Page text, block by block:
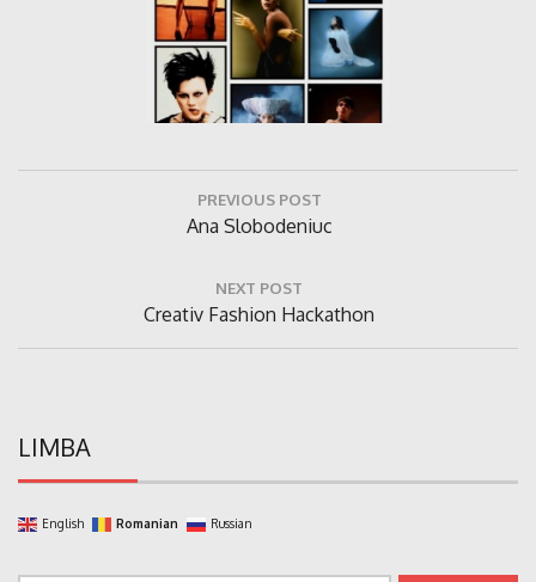
PREVIOUS POST
Previous
Ana Slobodeniuc
NEXT POST
Next
Post:
Creativ Fashion Hackathon
LIMBA
English Romanian Russian